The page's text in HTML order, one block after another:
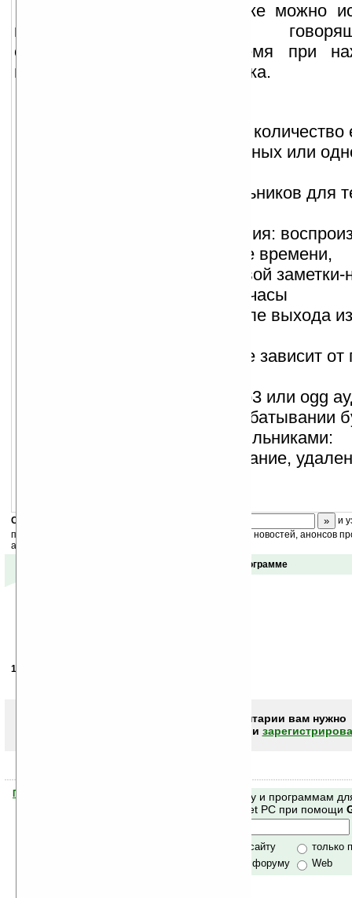
VITO VoiceReminder также можно
качестве полноэкранных
объявляющих текущее время при
центральную кнопку джойстика.
планируйте необходимое
еженедельных, ежемесячных или
удобный просмотр будильников для
назначайте тип оповещения:
аудио файла, объявление времени,
воспроизведение голосовой
удобные полноэкранные часы
объявление времени после выхода
громкость будильников не зависит от
воспроизведение wav, mp3 или ogg
качестве сигнала при срабатывании
удобное управление будильниками:
редактирование, копирование,
Скоро
и
получайте ежедневный или еженедельный дайджест новостей, анонсов
акций сайта на ваш почтовый ящик.
Отзывы о программе
10.07.2007
Чтобы писать комментарии вам нужно
или
Помогите Ладошкам стать лучше
Поиск по сайту и программам
Mobile и Pocket PC при помощи
только по сайту
только
по сайту и форуму
Web